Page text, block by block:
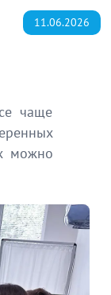
11.06.2026
чаще
можно